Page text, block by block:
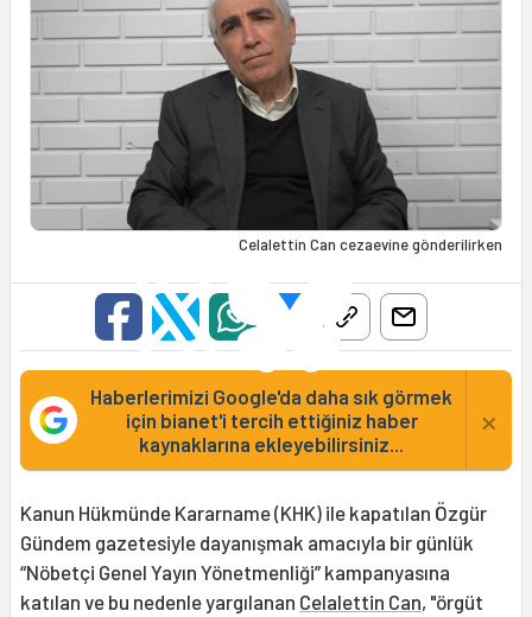
Celalettin Can cezaevine gönderilirken
Haberlerimizi Google'da daha sık görmek
için bianet'i tercih ettiğiniz haber
kaynaklarına ekleyebilirsiniz...
×
Kanun Hükmünde Kararname (KHK) ile kapatılan Özgür
Gündem gazetesiyle dayanışmak amacıyla bir günlük
“Nöbetçi Genel Yayın Yönetmenliği” kampanyasına
katılan ve bu nedenle yargılanan Celalettin Can, "örgüt